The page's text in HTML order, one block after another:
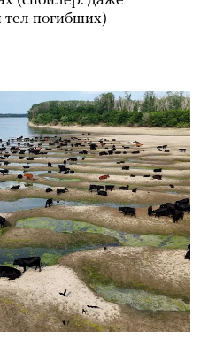
погибших)